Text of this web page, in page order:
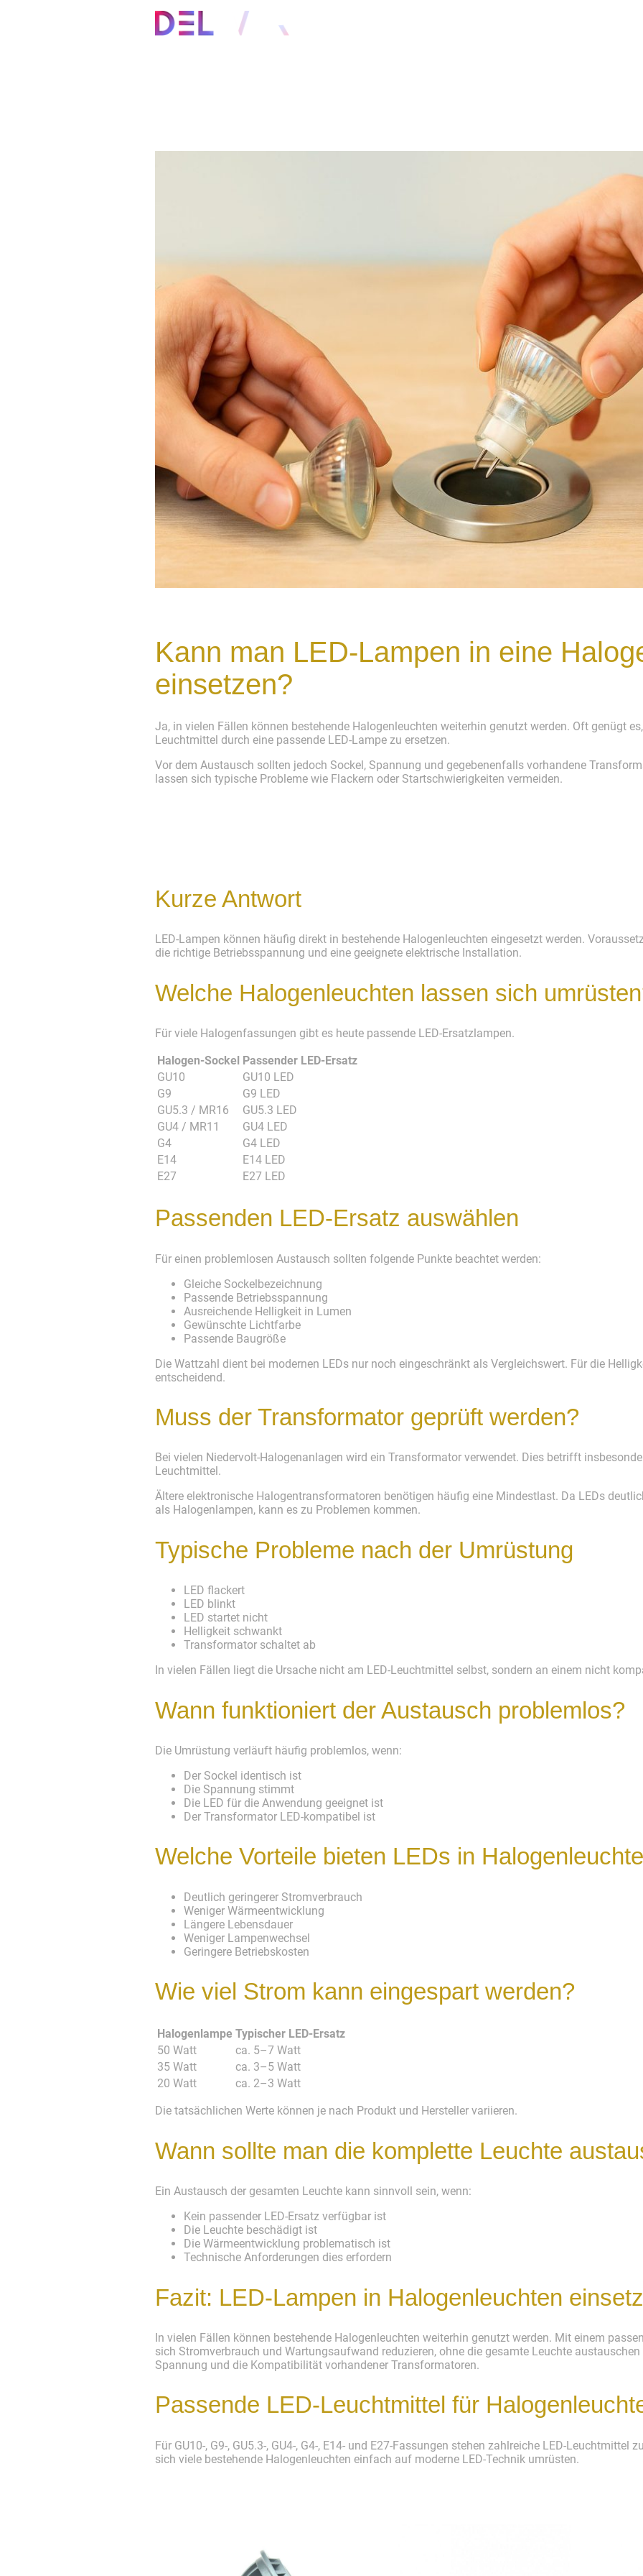
Kann man LED-Lampen in eine
einsetzen?
Ja, in vielen Fällen können bestehende Halogenleuchten weiterhin genutzt werden. Oft genügt
Leuchtmittel durch eine passende LED-Lampe zu ersetzen.
Vor dem Austausch sollten jedoch Sockel, Spannung und gegebenenfalls vorhandene
lassen sich typische Probleme wie Flackern oder Startschwierigkeiten vermeiden.
Kurze Antwort
LED-Lampen können häufig direkt in bestehende Halogenleuchten eingesetzt werden.
die richtige Betriebsspannung und eine geeignete elektrische Installation.
Welche Halogenleuchten lassen sich
Für viele Halogenfassungen gibt es heute passende LED-Ersatzlampen.
Halogen-Sockel Passender LED-Ersatz
GU10
GU10 LED
G9
G9 LED
GU5.3 / MR16
GU5.3 LED
GU4 / MR11
GU4 LED
G4
G4 LED
E14
E14 LED
E27
E27 LED
Passenden LED-Ersatz auswählen
Für einen problemlosen Austausch sollten folgende Punkte beachtet werden:
Gleiche Sockelbezeichnung
Passende Betriebsspannung
Ausreichende Helligkeit in Lumen
Gewünschte Lichtfarbe
Passende Baugröße
Die Wattzahl dient bei modernen LEDs nur noch eingeschränkt als Vergleichswert. Für die
entscheidend.
Muss der Transformator geprüft werden?
Bei vielen Niedervolt-Halogenanlagen wird ein Transformator verwendet. Dies betrifft
Leuchtmittel.
Ältere elektronische Halogentransformatoren benötigen häufig eine Mindestlast. Da LEDs
als Halogenlampen, kann es zu Problemen kommen.
Typische Probleme nach der Umrüstung
LED flackert
LED blinkt
LED startet nicht
Helligkeit schwankt
Transformator schaltet ab
In vielen Fällen liegt die Ursache nicht am LED-Leuchtmittel selbst, sondern an einem nicht
Wann funktioniert der Austausch problemlos?
Die Umrüstung verläuft häufig problemlos, wenn:
Der Sockel identisch ist
Die Spannung stimmt
Die LED für die Anwendung geeignet ist
Der Transformator LED-kompatibel ist
Welche Vorteile bieten LEDs in
Deutlich geringerer Stromverbrauch
Weniger Wärmeentwicklung
Längere Lebensdauer
Weniger Lampenwechsel
Geringere Betriebskosten
Wie viel Strom kann eingespart werden?
Halogenlampe Typischer LED-Ersatz
50 Watt
ca. 5–7 Watt
35 Watt
ca. 3–5 Watt
20 Watt
ca. 2–3 Watt
Die tatsächlichen Werte können je nach Produkt und Hersteller variieren.
Wann sollte man die komplette Leuchte
Ein Austausch der gesamten Leuchte kann sinnvoll sein, wenn:
Kein passender LED-Ersatz verfügbar ist
Die Leuchte beschädigt ist
Die Wärmeentwicklung problematisch ist
Technische Anforderungen dies erfordern
Fazit: LED-Lampen in Halogenleuchten
In vielen Fällen können bestehende Halogenleuchten weiterhin genutzt werden. Mit einem
sich Stromverbrauch und Wartungsaufwand reduzieren, ohne die gesamte Leuchte
Spannung und die Kompatibilität vorhandener Transformatoren.
Passende LED-Leuchtmittel für
Für GU10-, G9-, GU5.3-, GU4-, G4-, E14- und E27-Fassungen stehen zahlreiche LED-Leuchtmittel
sich viele bestehende Halogenleuchten einfach auf moderne LED-Technik umrüsten.